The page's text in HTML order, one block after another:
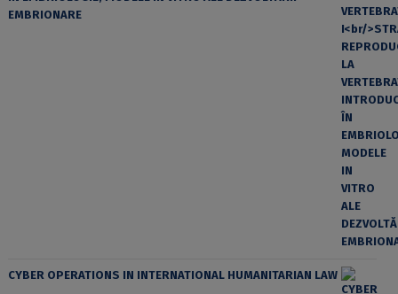
EMBRIONARE
CYBER OPERATIONS IN INTERNATIONAL HUMANITARIAN LAW